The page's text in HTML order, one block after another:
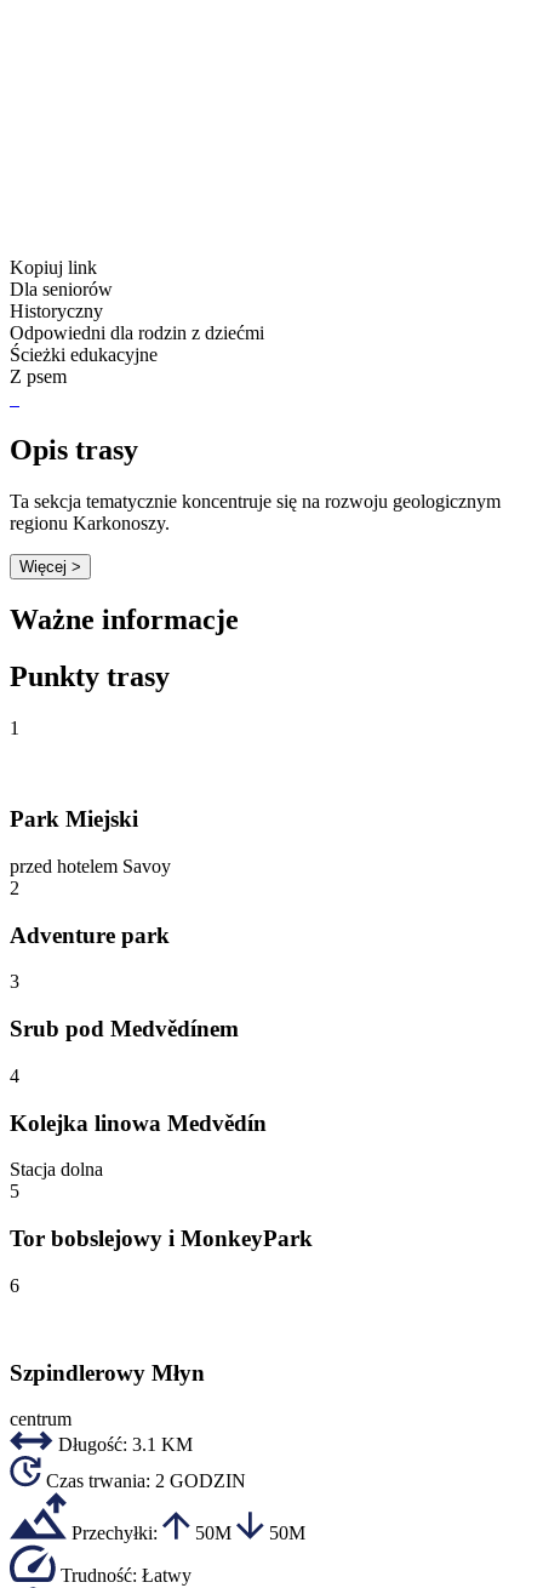
Kopiuj link
Dla seniorów
Historyczny
Odpowiedni dla rodzin z dziećmi
Ścieżki edukacyjne
Z psem
Opis trasy
Ta sekcja tematycznie koncentruje się na rozwoju geologicznym
regionu Karkonoszy.
Więcej >
Ważne informacje
Punkty trasy
1
Park Miejski
przed hotelem Savoy
2
Adventure park
3
Srub pod Medvědínem
4
Kolejka linowa Medvědín
Stacja dolna
5
Tor bobslejowy i MonkeyPark
6
Szpindlerowy Młyn
centrum
Długość: 3.1 KM
Czas trwania: 2 GODZIN
Przechyłki: 50M 50M
Trudność: Łatwy